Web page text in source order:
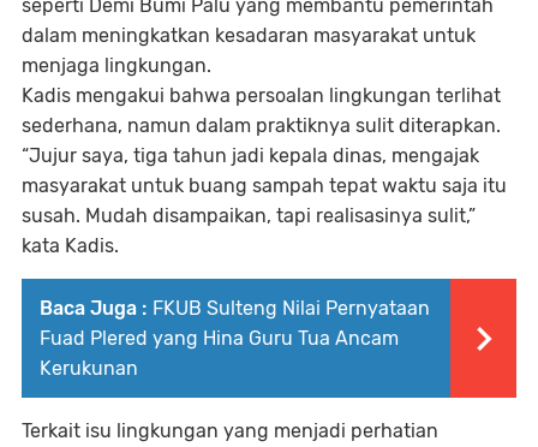
seperti Demi Bumi Palu yang membantu pemerintah
dalam meningkatkan kesadaran masyarakat untuk
menjaga lingkungan.
Kadis mengakui bahwa persoalan lingkungan terlihat
sederhana, namun dalam praktiknya sulit diterapkan.
“Jujur saya, tiga tahun jadi kepala dinas, mengajak
masyarakat untuk buang sampah tepat waktu saja itu
susah. Mudah disampaikan, tapi realisasinya sulit,”
kata Kadis.
Baca Juga : FKUB Sulteng Nilai Pernyataan
Fuad Plered yang Hina Guru Tua Ancam
Kerukunan
Terkait isu lingkungan yang menjadi perhatian